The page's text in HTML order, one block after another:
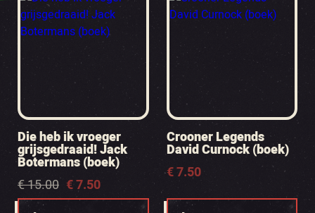
Die heb ik vroeger
grijsgedraaid! Jack
Botermans (boek)
€15.00
Oorspronkelijke
prijs
€7.50
Huidige
prijs
Crooner Legends
David Curnock (boek)
€7.50